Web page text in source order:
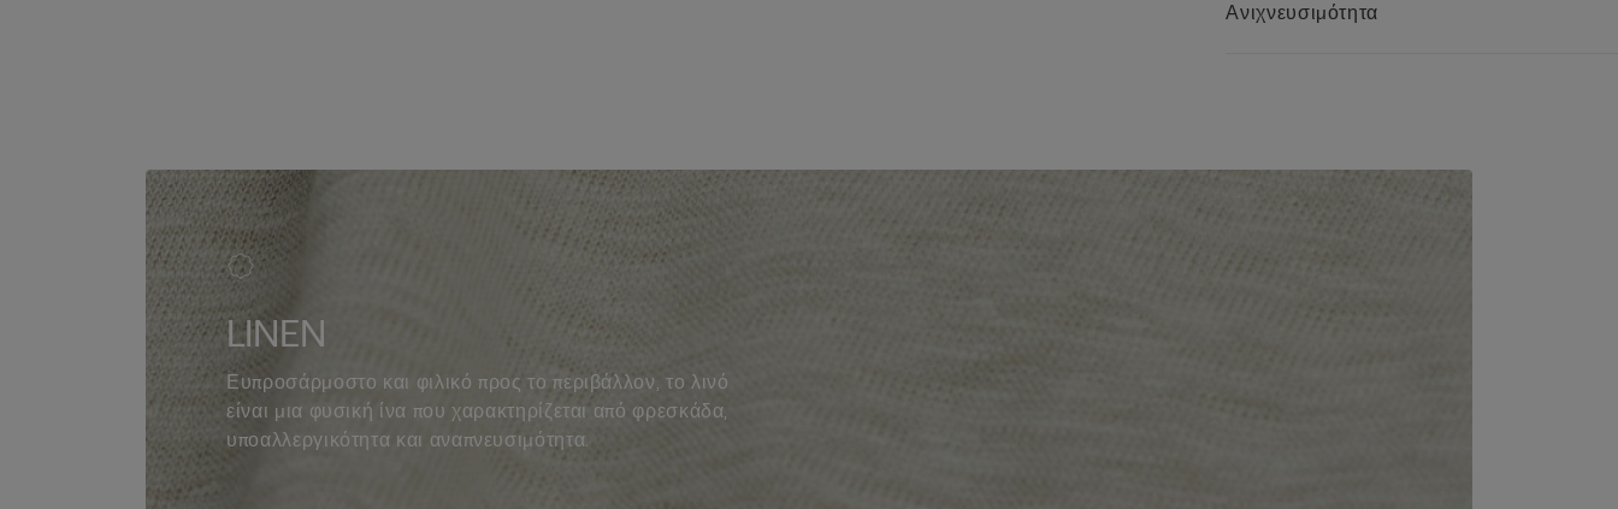
Ανιχνευσιμότητα
LINEN
Ευπροσάρμοστο και φιλικό προς το περιβάλλον, το λινό
είναι μια φυσική ίνα που χαρακτηρίζεται από φρεσκάδα,
υποαλλεργικότητα και αναπνευσιμότητα.